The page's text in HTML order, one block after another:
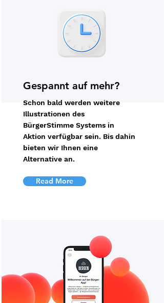
Gespannt auf mehr?
Schon bald werden weitere
Illustrationen des
BürgerStimme Systems in
Aktion verfügbar sein. Bis dahin
bieten wir Ihnen eine
Alternative an.
Read More